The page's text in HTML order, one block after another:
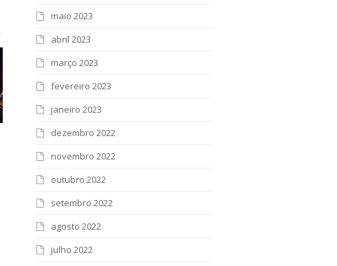
maio 2023
abril 2023
março 2023
fevereiro 2023
janeiro 2023
dezembro 2022
novembro 2022
outubro 2022
setembro 2022
agosto 2022
julho 2022